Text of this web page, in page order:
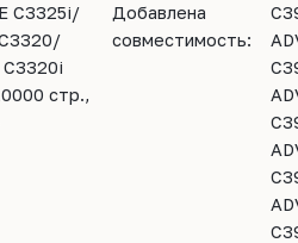
C3325i/
стр.,
Добавлена
совместимость: